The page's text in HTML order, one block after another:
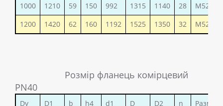
1000
1210 59 150 992 1315 1140 28
М52
1200
1420 62 160 1192 1525 1350 32 М52
Розмір фланець комірцевий
PN40
Dy D1 b h4 d1 D D2 n
Размер